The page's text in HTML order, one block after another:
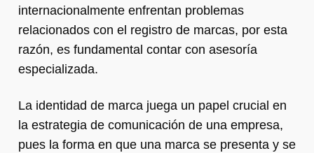
internacionalmente enfrentan problemas
relacionados con el registro de marcas, por esta
razón, es fundamental contar con asesoría
especializada.
La identidad de marca juega un papel crucial en
la estrategia de comunicación de una empresa,
pues la forma en que una marca se presenta y se